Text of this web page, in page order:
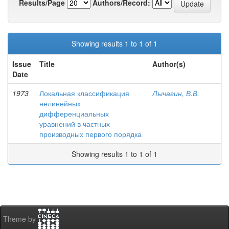
Results/Page
Authors/Record:
Showing results 1 to 1 of 1
Issue
Date
Title Author(s)
1973
Локальная классификация
нелинейных
дифференциальных
уравнений в частных
производных первого порядка
Лычагин, В.В.
Showing results 1 to 1 of 1
Theme by